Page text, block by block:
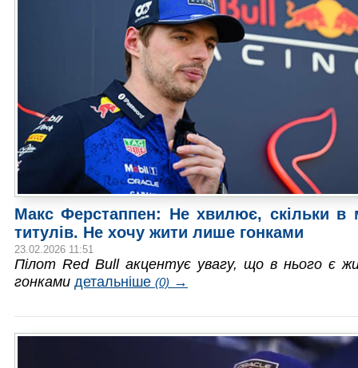
Макс Ферстаппен: Не хвилює, скільки в
титулів. Не хочу жити лише гонками
23.02.2026 11:51
Пілот Red Bull акцентує увагу, що в нього є
гонками детальніше (0) →